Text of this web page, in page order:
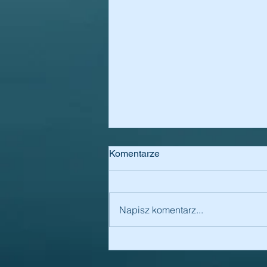
Komentarze
Napisz komentarz...